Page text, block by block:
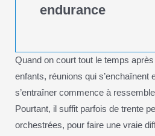
endurance
Quand on court tout le temps
enfants, réunions qui s’enchaînent
s’entraîner commence à
Pourtant, il suffit parfois de trente
orchestrées, pour faire une vraie